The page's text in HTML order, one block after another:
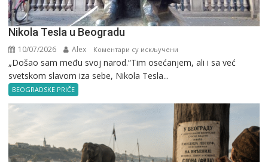
Nikola Tesla u Beogradu
10/07/2026 Alex Коментари су искључени
Nikola
„Došao sam među svoj narod.“Tim osećanjem, ali i sa već
svetskom slavom iza sebe, Nikola Tesla...
BEOGRADSKE PRIČE